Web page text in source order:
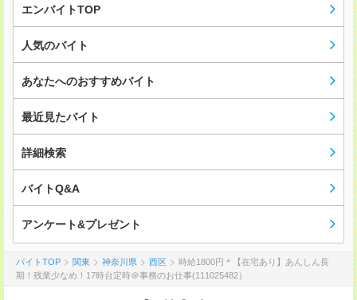
エンバイトTOP
人気のバイト
あなたへのおすすめバイト
最近見たバイト
詳細検索
バイトQ&A
アンケート&プレゼント
バイトTOP 関東 神奈川県 西区
時給1800円＊【在宅あり】あんしん長
期！残業少なめ！17時台定時＠事務のお仕事(111025482）